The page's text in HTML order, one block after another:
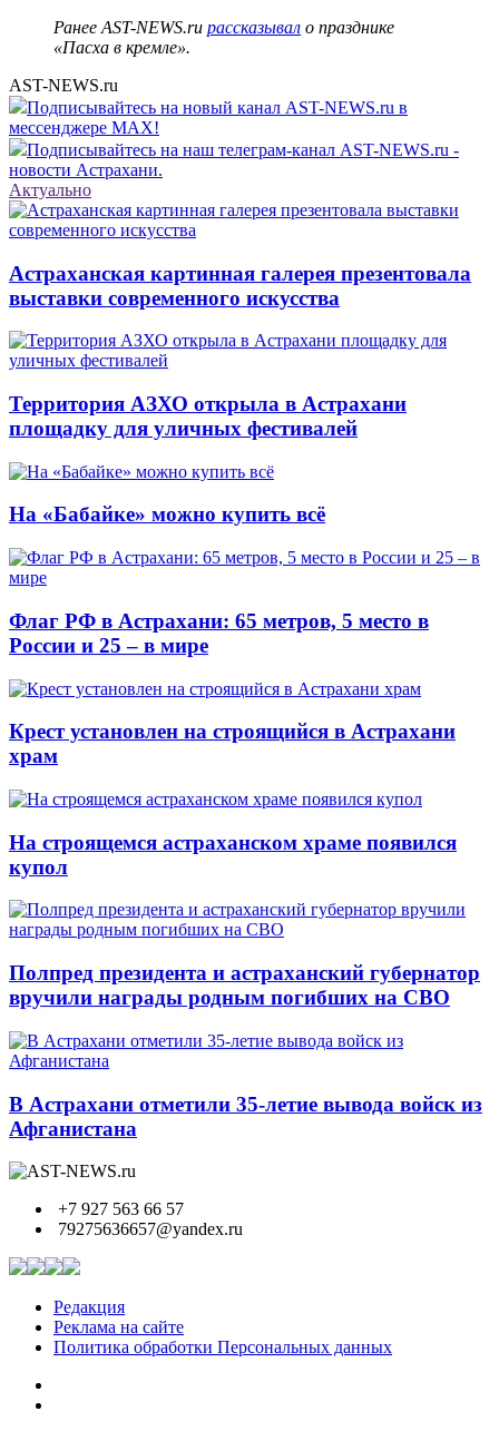
Ранее AST-NEWS.ru рассказывал о празднике
«Пасха в кремле».
AST-NEWS.ru
Подписывайтесь на новый канал AST-NEWS.ru в
мессенджере MAX!
Подписывайтесь на наш телеграм-канал AST-NEWS.ru -
новости Астрахани.
Актуально
Астраханская картинная галерея презентовала
выставки современного искусства
Территория АЗХО открыла в Астрахани
площадку для уличных фестивалей
На «Бабайке» можно купить всё
Флаг РФ в Астрахани: 65 метров, 5 место в
России и 25 – в мире
Крест установлен на строящийся в Астрахани
храм
На строящемся астраханском храме появился
купол
Полпред президента и астраханский губернатор
вручили награды родным погибших на СВО
В Астрахани отметили 35-летие вывода войск из
Афганистана
+7 927 563 66 57
79275636657@yandex.ru
Редакция
Реклама на сайте
Политика обработки Персональных данных